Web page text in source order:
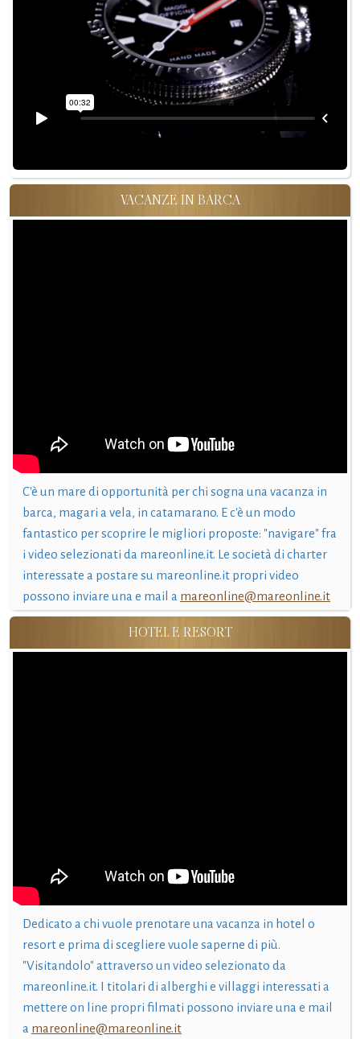
VACANZE IN BARCA
C'è un mare di opportunità per chi sogna una vacanza in
barca, magari a vela, in catamarano. E c'è un modo
fantastico per scoprire le migliori proposte: "navigare" fra
i video selezionati da mareonline.it. Le società di charter
interessate a postare su mareonline.it propri video
possono inviare una e mail a mareonline@mareonline.it
HOTEL E RESORT
Dedicato a chi vuole prenotare una vacanza in hotel o
resort e prima di scegliere vuole saperne di più.
"Visitandolo" attraverso un video selezionato da
mareonline.it. I titolari di alberghi e villaggi interessati a
mettere on line propri filmati possono inviare una e mail
a mareonline@mareonline.it